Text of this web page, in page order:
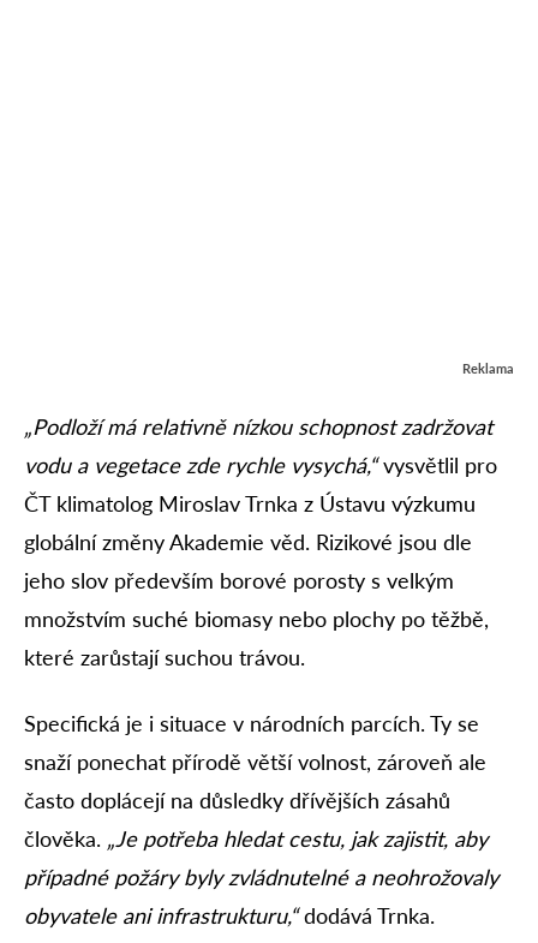
Reklama
„Podloží má relativně nízkou schopnost zadržovat
vodu a vegetace zde rychle vysychá,“vysvětlil pro
ČT klimatolog Miroslav Trnka z Ústavu výzkumu
globální změny Akademie věd. Rizikové jsou dle
jeho slov především borové porosty s velkým
množstvím suché biomasy nebo plochy po těžbě,
které zarůstají suchou trávou.
Specifická je i situace v národních parcích. Ty se
snaží ponechat přírodě větší volnost, zároveň ale
často doplácejí na důsledky dřívějších zásahů
člověka. „Je potřeba hledat cestu, jak zajistit, aby
případné požáry byly zvládnutelné a neohrožovaly
obyvatele ani infrastrukturu,“dodává Trnka.